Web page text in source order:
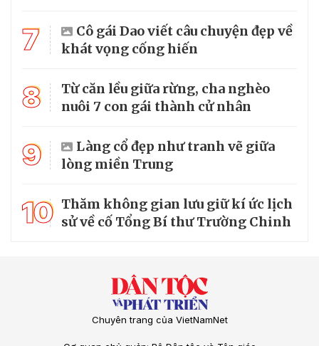
7
Cô gái Dao viết câu chuyện đẹp về
khát vọng cống hiến
8
Từ căn lều giữa rừng, cha nghèo
nuôi 7 con gái thành cử nhân
9
Làng cổ đẹp như tranh vẽ giữa
lòng miền Trung
10 Thăm không gian lưu giữ kí ức lịch
sử về cố Tổng Bí thư Trường Chinh
Chuyên trang của VietNamNet